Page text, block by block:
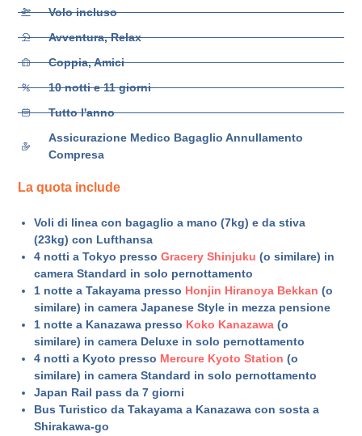
Volo incluso
Avventura, Relax
Coppia, Amici
10 notti e 11 giorni
Tutto l'anno
Assicurazione Medico Bagaglio Annullamento
Compresa
La quota include
Voli di linea con bagaglio a mano (7kg) e da stiva
(23kg) con Lufthansa
4 notti a Tokyo pressoGracery Shinjuku (o similare) in
camera Standard in solo pernottamento
1 notte a Takayama presso Honjin Hiranoya Bekkan (o
similare) in camera Japanese Style in mezza pensione
1 notte a Kanazawa presso Koko Kanazawa (o
similare) in camera Deluxe in solo pernottamento
4 notti a Kyoto presso Mercure Kyoto Station (o
similare) in camera Standard in solo pernottamento
Japan Rail pass da 7 giorni
Bus Turistico da Takayama a Kanazawa con sosta a
Shirakawa-go